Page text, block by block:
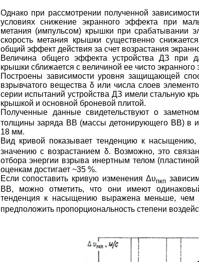
Однако при рассмотрении полученной
условиях снижение экранного эффекта при
метания (импульсом) крышки при срабатывании
скорость метания крышки существенно
общий эффект действия за счет возрастания
Величина общего эффекта устройства ДЗ при
крышки сближается с величиной ее чисто экранного
Построены зависимости уровня защищающей
взрывчатого вещества δили числа слоев
серии испытаний устройства ДЗ имели стальную
крышкой и основной броневой плитой.
Полученные данные свидетельствуют о
толщины заряда ВВ (массы детонирующего ВВ) в
18 мм.
Вид кривой показывает тенденцию к насыщению,
значению с возрастанием δ. Возможно, это
отбора энергии взрыва инертным телом
оценкам достигает ~35 %.
Если сопоставить кривую измененияΔυпкп
ВВ, можно отметить, что они имеют
тенденция к насыщению выражена меньше,
предположить пропорциональность степени